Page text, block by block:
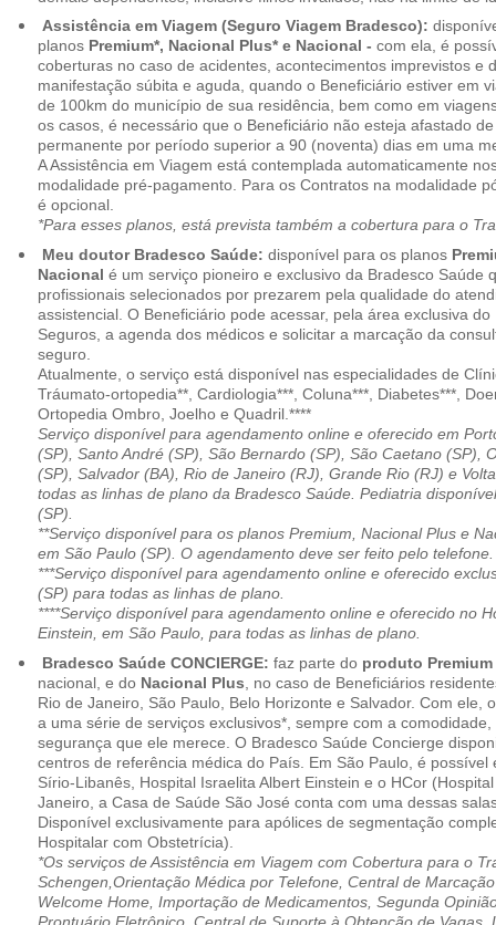
Assistência em Viagem (Seguro Viagem Bradesco):
planos Premium*, Nacional Plus* e Nacional - com ela, é
coberturas no caso de acidentes, acontecimentos imprevistos e
manifestação súbita e aguda, quando o Beneficiário estiver em
de 100km do município de sua residência, bem como em
os casos, é necessário que o Beneficiário não esteja afastado
permanente por período superior a 90 (noventa) dias em uma
A Assistência em Viagem está contemplada automaticamente
modalidade pré-pagamento. Para os Contratos na modalidade
é opcional.
*Para esses planos, está prevista também a cobertura para o
Meu doutor Bradesco Saúde: disponível para os planos
Nacional é um serviço pioneiro e exclusivo da Bradesco Saúde
profissionais selecionados por prezarem pela qualidade do
assistencial. O Beneficiário pode acessar, pela área exclusiva
Seguros, a agenda dos médicos e solicitar a marcação da
seguro.
Atualmente, o serviço está disponível nas especialidades de
Tráumato-ortopedia**, Cardiologia***, Coluna***, Diabetes***,
Ortopedia Ombro, Joelho e Quadril.****
Serviço disponível para agendamento online e oferecido em
(SP), Santo André (SP), São Bernardo (SP), São Caetano (SP),
(SP), Salvador (BA), Rio de Janeiro (RJ), Grande Rio (RJ) e
todas as linhas de plano da Bradesco Saúde. Pediatria
(SP).
**Serviço disponível para os planos Premium, Nacional Plus e
em São Paulo (SP). O agendamento deve ser feito pelo telefone.
***Serviço disponível para agendamento online e oferecido
(SP) para todas as linhas de plano.
****Serviço disponível para agendamento online e oferecido no
Einstein, em São Paulo, para todas as linhas de plano.
Bradesco Saúde CONCIERGE: faz parte do produto Premium
nacional, e do Nacional Plus , no caso de Beneficiários
Rio de Janeiro, São Paulo, Belo Horizonte e Salvador. Com ele,
a uma série de serviços exclusivos*, sempre com a
segurança que ele merece. O Bradesco Saúde Concierge
centros de referência médica do País. Em São Paulo, é possível
Sírio-Libanês, Hospital Israelita Albert Einstein e o HCor
Janeiro, a Casa de Saúde São José conta com uma dessas
Disponível exclusivamente para apólices de segmentação
Hospitalar com Obstetrícia).
*Os serviços de Assistência em Viagem com Cobertura para o
Schengen,Orientação Médica por Telefone, Central de
Welcome Home, Importação de Medicamentos, Segunda
Prontuário Eletrônico, Central de Suporte à Obtenção de Vagas,